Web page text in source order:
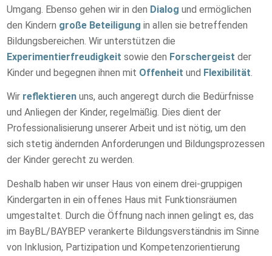
Umgang. Ebenso gehen wir in den Dialog und ermöglichen
den Kindern große Beteiligung in allen sie betreffenden
Bildungsbereichen. Wir unterstützen die
Experimentierfreudigkeit sowie den Forschergeist der
Kinder und begegnen ihnen mit Offenheit und Flexibilität
Wir reflektieren uns, auch angeregt durch die Bedürfnisse
und Anliegen der Kinder, regelmäßig. Dies dient der
Professionalisierung unserer Arbeit und ist nötig, um den
sich stetig ändernden Anforderungen und Bildungsprozessen
der Kinder gerecht zu werden.
Deshalb haben wir unser Haus von einem drei-gruppigen
Kindergarten in ein offenes Haus mit Funktionsräumen
umgestaltet. Durch die Öffnung nach innen gelingt es, das
im BayBL/BAYBEP verankerte Bildungsverständnis im Sinne
von Inklusion, Partizipation und Kompetenzorientierung